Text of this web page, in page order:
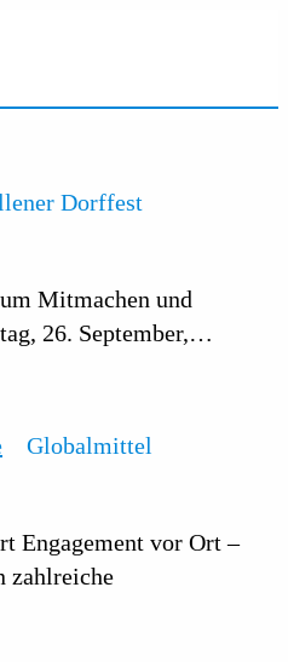
Dorffest
Mitmachen und
26. September,…
Globalmittel
Engagement vor Ort –
zahlreiche